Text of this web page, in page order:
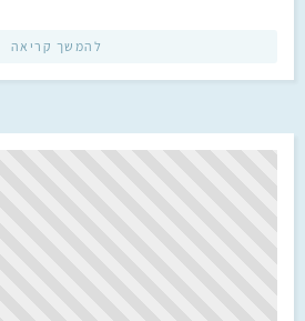
להמשך קריאה